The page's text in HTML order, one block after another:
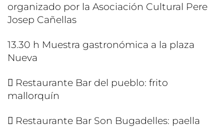
organizado por la Asociación Cultural Pere
Josep Cañellas
13.30 h Muestra gastronómica a la plaza
Nueva
 Restaurante Bar del pueblo: frito
mallorquín
 Restaurante Bar Son Bugadelles: paella